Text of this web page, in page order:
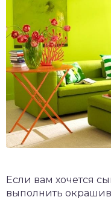
Если вам хочется
выполнить